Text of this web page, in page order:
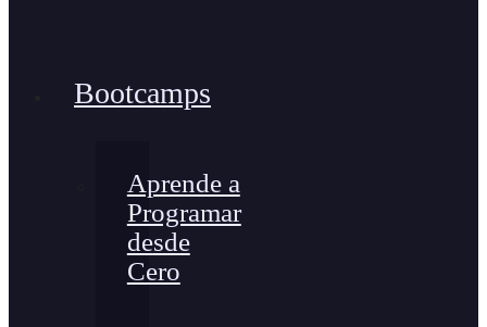
Bootcamps
Aprende a
Programar
desde
Cero